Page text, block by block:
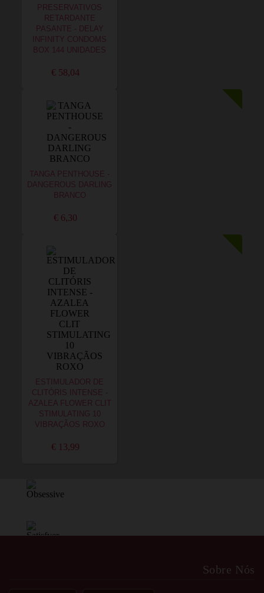
PRESERVATIVOS
RETARDANTE
PASANTE - DELAY
INFINITY CONDOMS
BOX 144 UNIDADES
€ 58,04
TANGA PENTHOUSE -
DANGEROUS DARLING
BRANCO
€ 6,30
ESTIMULADOR DE
CLITÓRIS INTENSE -
AZALEA FLOWER CLIT
STIMULATING 10
VIBRAÇÃOS ROXO
€ 13,99
Sobre Nós